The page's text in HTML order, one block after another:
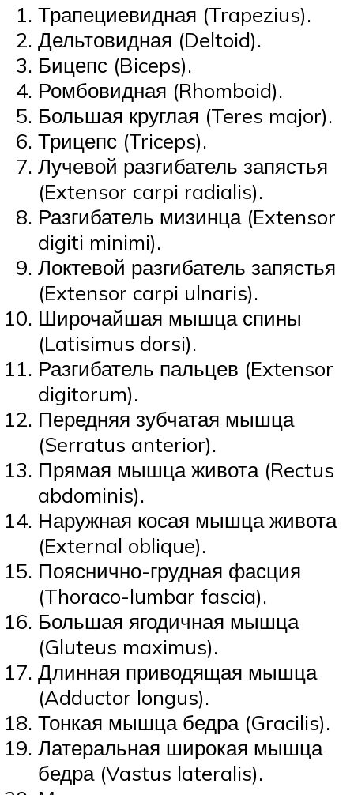
Трапециевидная (Trapezius).
Дельтовидная (Deltoid).
Бицепс (Biceps).
Ромбовидная (Rhomboid).
Большая круглая (Teres major).
Трицепс (Triceps).
Лучевой разгибатель запястья
(Extensor carpi radialis).
Разгибатель мизинца (Extensor
digiti minimi).
Локтевой разгибатель запястья
(Extensor carpi ulnaris).
Широчайшая мышца спины
(Latisimus dorsi).
Разгибатель пальцев (Extensor
digitorum).
Передняя зубчатая мышца
(Serratus anterior).
Прямая мышца живота (Rectus
abdominis).
Наружная косая мышца живота
(External oblique).
Пояснично-грудная фасция
(Thoraco-lumbar fascia).
Большая ягодичная мышца
(Gluteus maximus).
Длинная приводящая мышца
(Adductor longus).
Тонкая мышца бедра (Gracilis).
Латеральная широкая мышца
бедра (Vastus lateralis).